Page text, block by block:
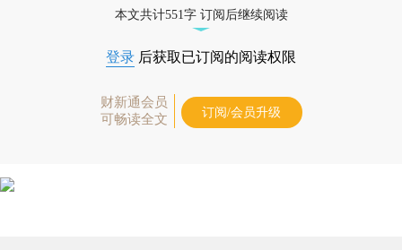
本文共计551字 订阅后继续阅读
登录 后获取已订阅的阅读权限
财新通会员
可畅读全文
订阅/会员升级